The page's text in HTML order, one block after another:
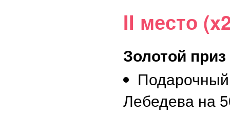
II место
Золотой
Лебедева на